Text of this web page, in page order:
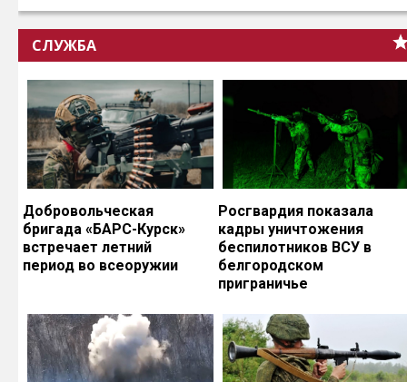
СЛУЖБА
Добровольческая
бригада «БАРС-Курск»
встречает летний
период во всеоружии
Росгвардия показала
кадры уничтожения
беспилотников ВСУ в
белгородском
приграничье